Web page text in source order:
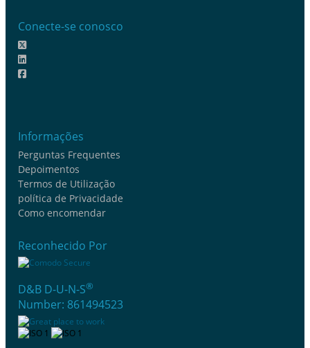
Conecte-se conosco
Informações
Perguntas Frequentes
Depoimentos
Termos de Utilização
política de Privacidade
Como encomendar
Reconhecido Por
D&B D-U-N-S®
Number: 861494523